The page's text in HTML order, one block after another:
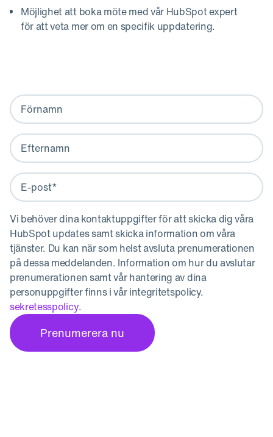
Möjlighet att boka möte med vår HubSpot expert
för att veta mer om en specifik uppdatering.
Vi behöver dina kontaktuppgifter för att skicka dig våra
HubSpot updates samt skicka information om våra
tjänster. Du kan när som helst avsluta prenumerationen
på dessa meddelanden. Information om hur du avslutar
prenumerationen samt vår hantering av dina
personuppgifter finns i vår integritetspolicy.
sekretesspolicy.